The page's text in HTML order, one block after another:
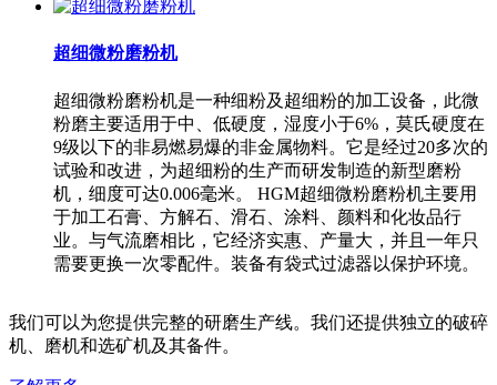
超细微粉磨粉机
超细微粉磨粉机是一种细粉及超细粉的加工设备，此微
粉磨主要适用于中、低硬度，湿度小于6%，莫氏硬度在
9级以下的非易燃易爆的非金属物料。它是经过20多次的
试验和改进，为超细粉的生产而研发制造的新型磨粉
机，细度可达0.006毫米。 HGM超细微粉磨粉机主要用
于加工石膏、方解石、滑石、涂料、颜料和化妆品行
业。与气流磨相比，它经济实惠、产量大，并且一年只
需要更换一次零配件。装备有袋式过滤器以保护环境。
我们可以为您提供完整的研磨生产线。我们还提供独立的破碎
机、磨机和选矿机及其备件。